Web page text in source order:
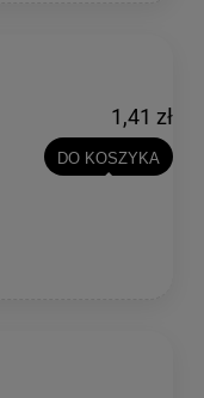
1,41 zł
DO KOSZYKA